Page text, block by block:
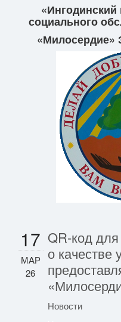
социального
«Милосердие»
17
МАР
26
QR-код
о качестве
Новости